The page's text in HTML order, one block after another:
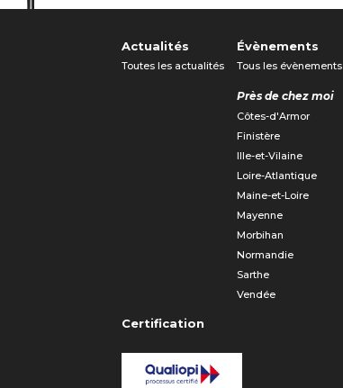
Actualités
Toutes les actualités
Évènements
Tous les évènements
Près de chez moi
Côtes-d'Armor
Finistère
Ille-et-Vilaine
Loire-Atlantique
Maine-et-Loire
Mayenne
Morbihan
Normandie
Sarthe
Vendée
Certification